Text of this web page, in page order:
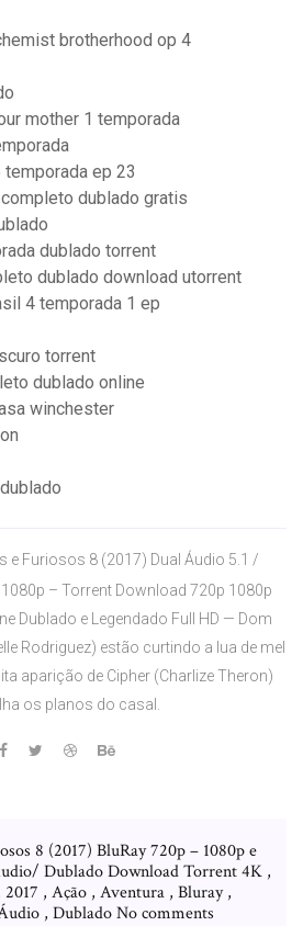
brotherhood op 4
mother 1 temporada
ep 23
dublado gratis
dublado torrent
dublado download utorrent
4 temporada 1 ep
torrent
dublado online
winchester
e Furiosos 8 (2017) Dual Áudio 5.1 /
– Torrent Download 720p 1080p
Dublado e Legendado Full HD — Dom
Rodriguez) estão curtindo a lua de mel
aparição de Cipher (Charlize Theron)
os planos do casal.
8 (2017) BluRay 720p – 1080p e
Dublado Download Torrent 4K ,
2017 , Ação , Aventura , Bluray ,
, Dublado No comments